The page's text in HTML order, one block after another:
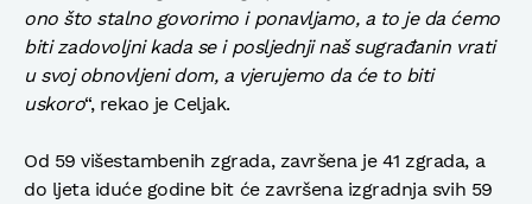
ono što stalno govorimo i ponavljamo, a to je da ćemo
biti zadovoljni kada se i posljednji naš sugrađanin vrati
u svoj obnovljeni dom, a vjerujemo da će to biti
uskoro“, rekao je Celjak.
Od 59 višestambenih zgrada, završena je 41 zgrada, a
do ljeta iduće godine bit će završena izgradnja svih 59